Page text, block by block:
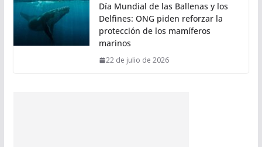
Día Mundial de las Ballenas y los
Delfines: ONG piden reforzar la
protección de los mamíferos
marinos
22 de julio de 2026